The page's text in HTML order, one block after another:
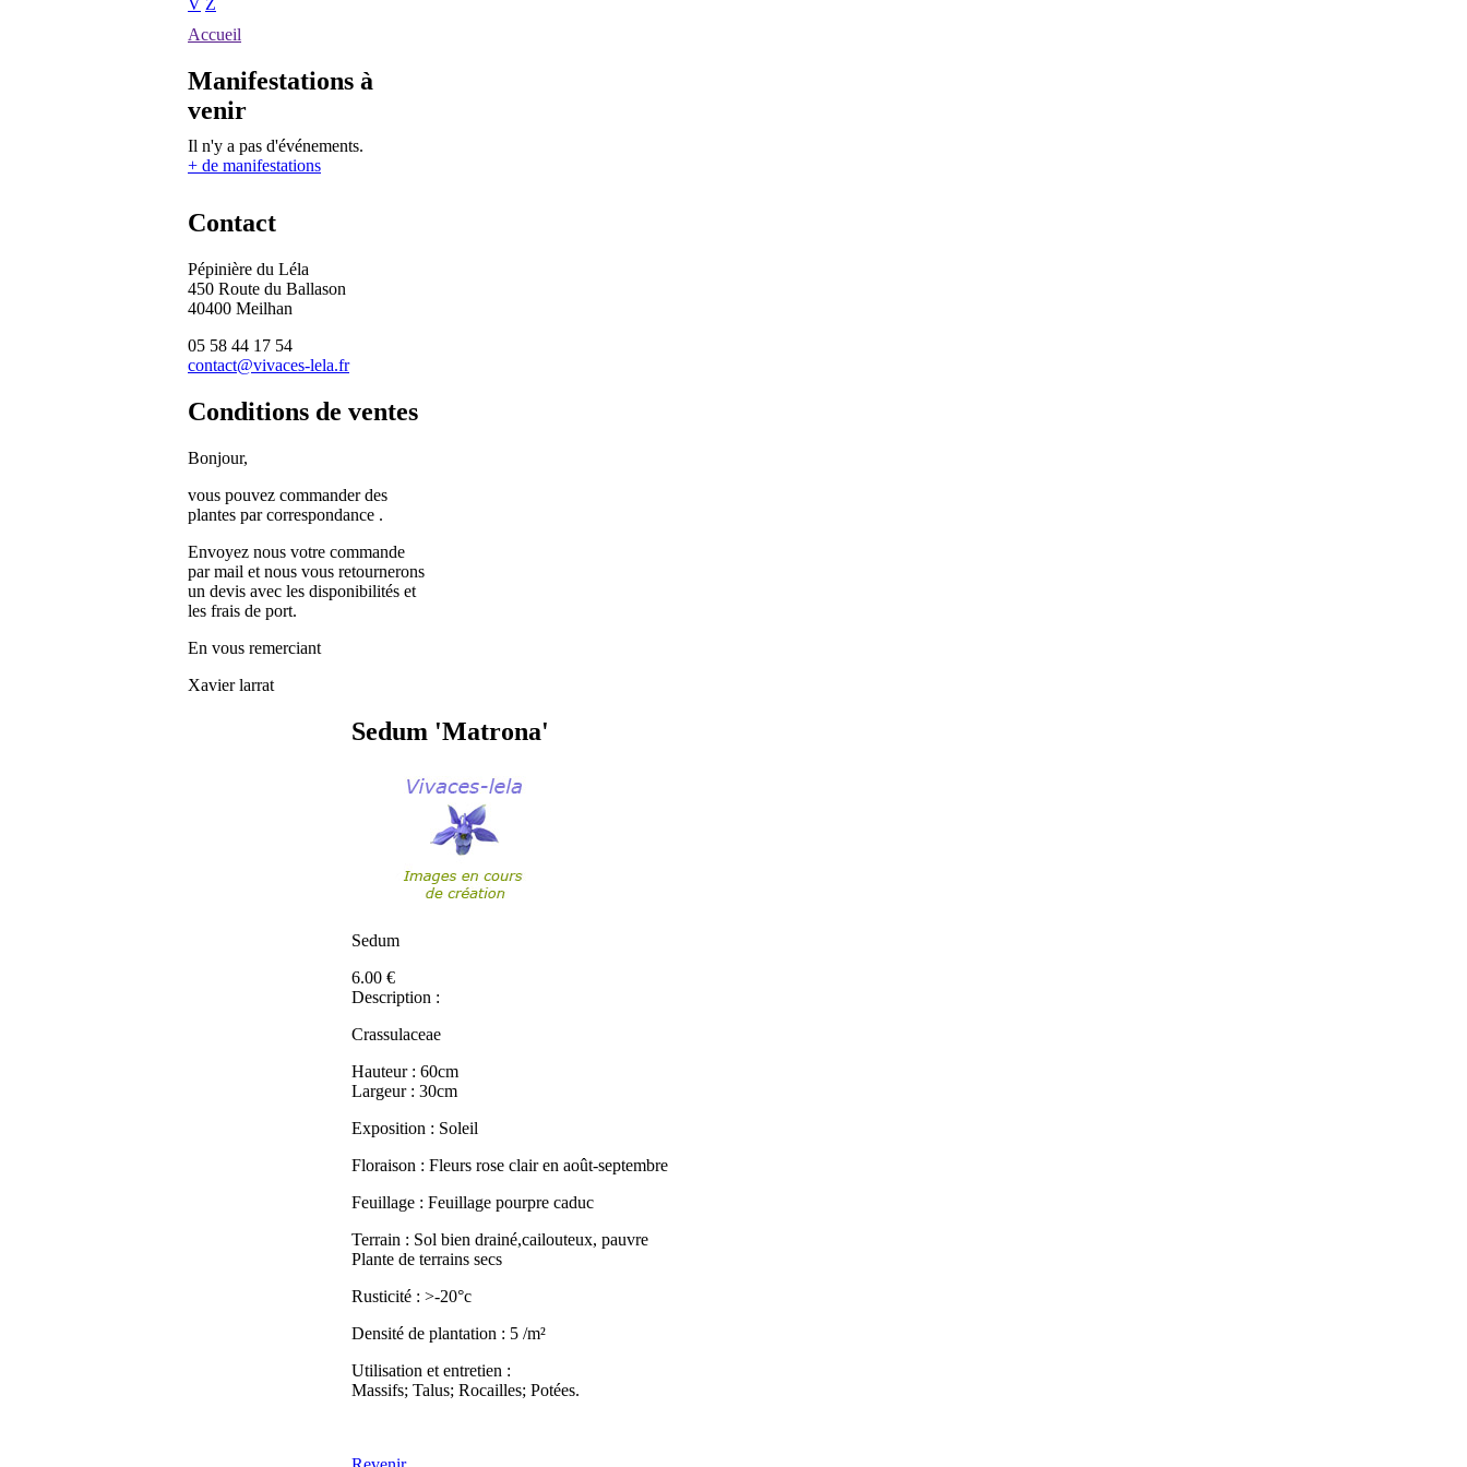
V Z
Accueil
Manifestations à
venir
Il n'y a pas d'événements.
+ de manifestations
Contact
Pépinière du Léla
450 Route du Ballason
40400 Meilhan
05 58 44 17 54
contact@vivaces-lela.fr
Conditions de ventes
Bonjour,
vous pouvez commander des
plantes par correspondance .
Envoyez nous votre commande
par mail et nous vous retournerons
un devis avec les disponibilités et
les frais de port.
En vous remerciant
Xavier larrat
Sedum 'Matrona'
Sedum
6.00 €
Description :
Crassulaceae
Hauteur : 60cm
Largeur : 30cm
Exposition : Soleil
Floraison : Fleurs rose clair en août-septembre
Feuillage : Feuillage pourpre caduc
Terrain : Sol bien drainé,cailouteux, pauvre
Plante de terrains secs
Rusticité : >-20°c
Densité de plantation : 5 /m²
Utilisation et entretien :
Massifs; Talus; Rocailles; Potées.